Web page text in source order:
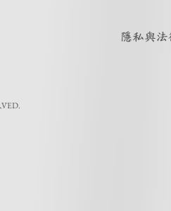
隱私與法